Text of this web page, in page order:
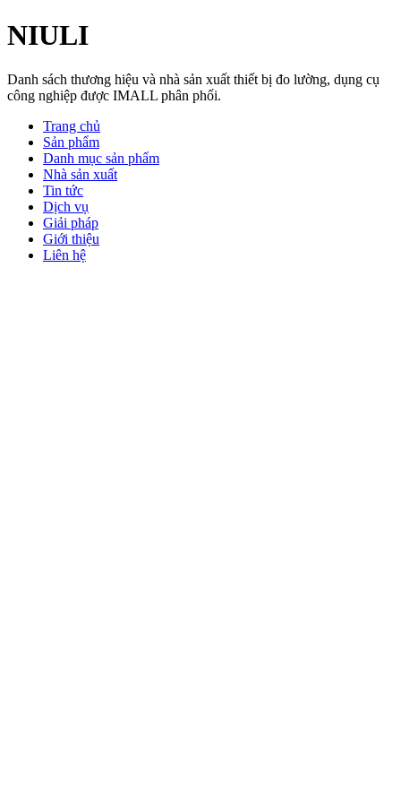
NIULI
Danh sách thương hiệu và nhà sản xuất thiết bị đo lường, dụng cụ
công nghiệp được IMALL phân phối.
Trang chủ
Sản phẩm
Danh mục sản phẩm
Nhà sản xuất
Tin tức
Dịch vụ
Giải pháp
Giới thiệu
Liên hệ